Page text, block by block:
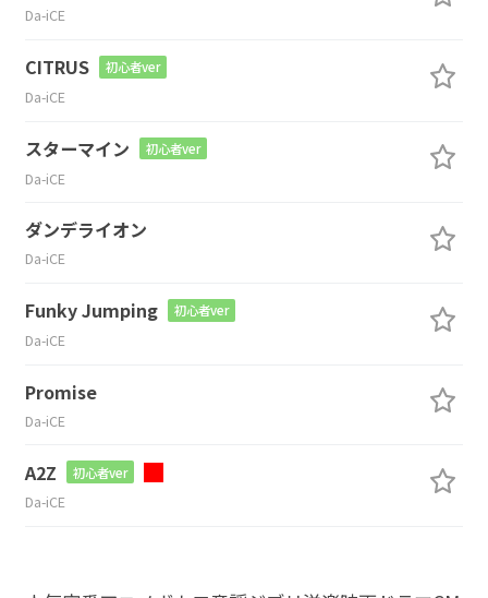
Da-iCE
CITRUS 初心者ver
Da-iCE
スターマイン 初心者ver
Da-iCE
ダンデライオン
Da-iCE
Funky Jumping 初心者ver
Da-iCE
Promise
Da-iCE
A2Z 初心者ver
Da-iCE